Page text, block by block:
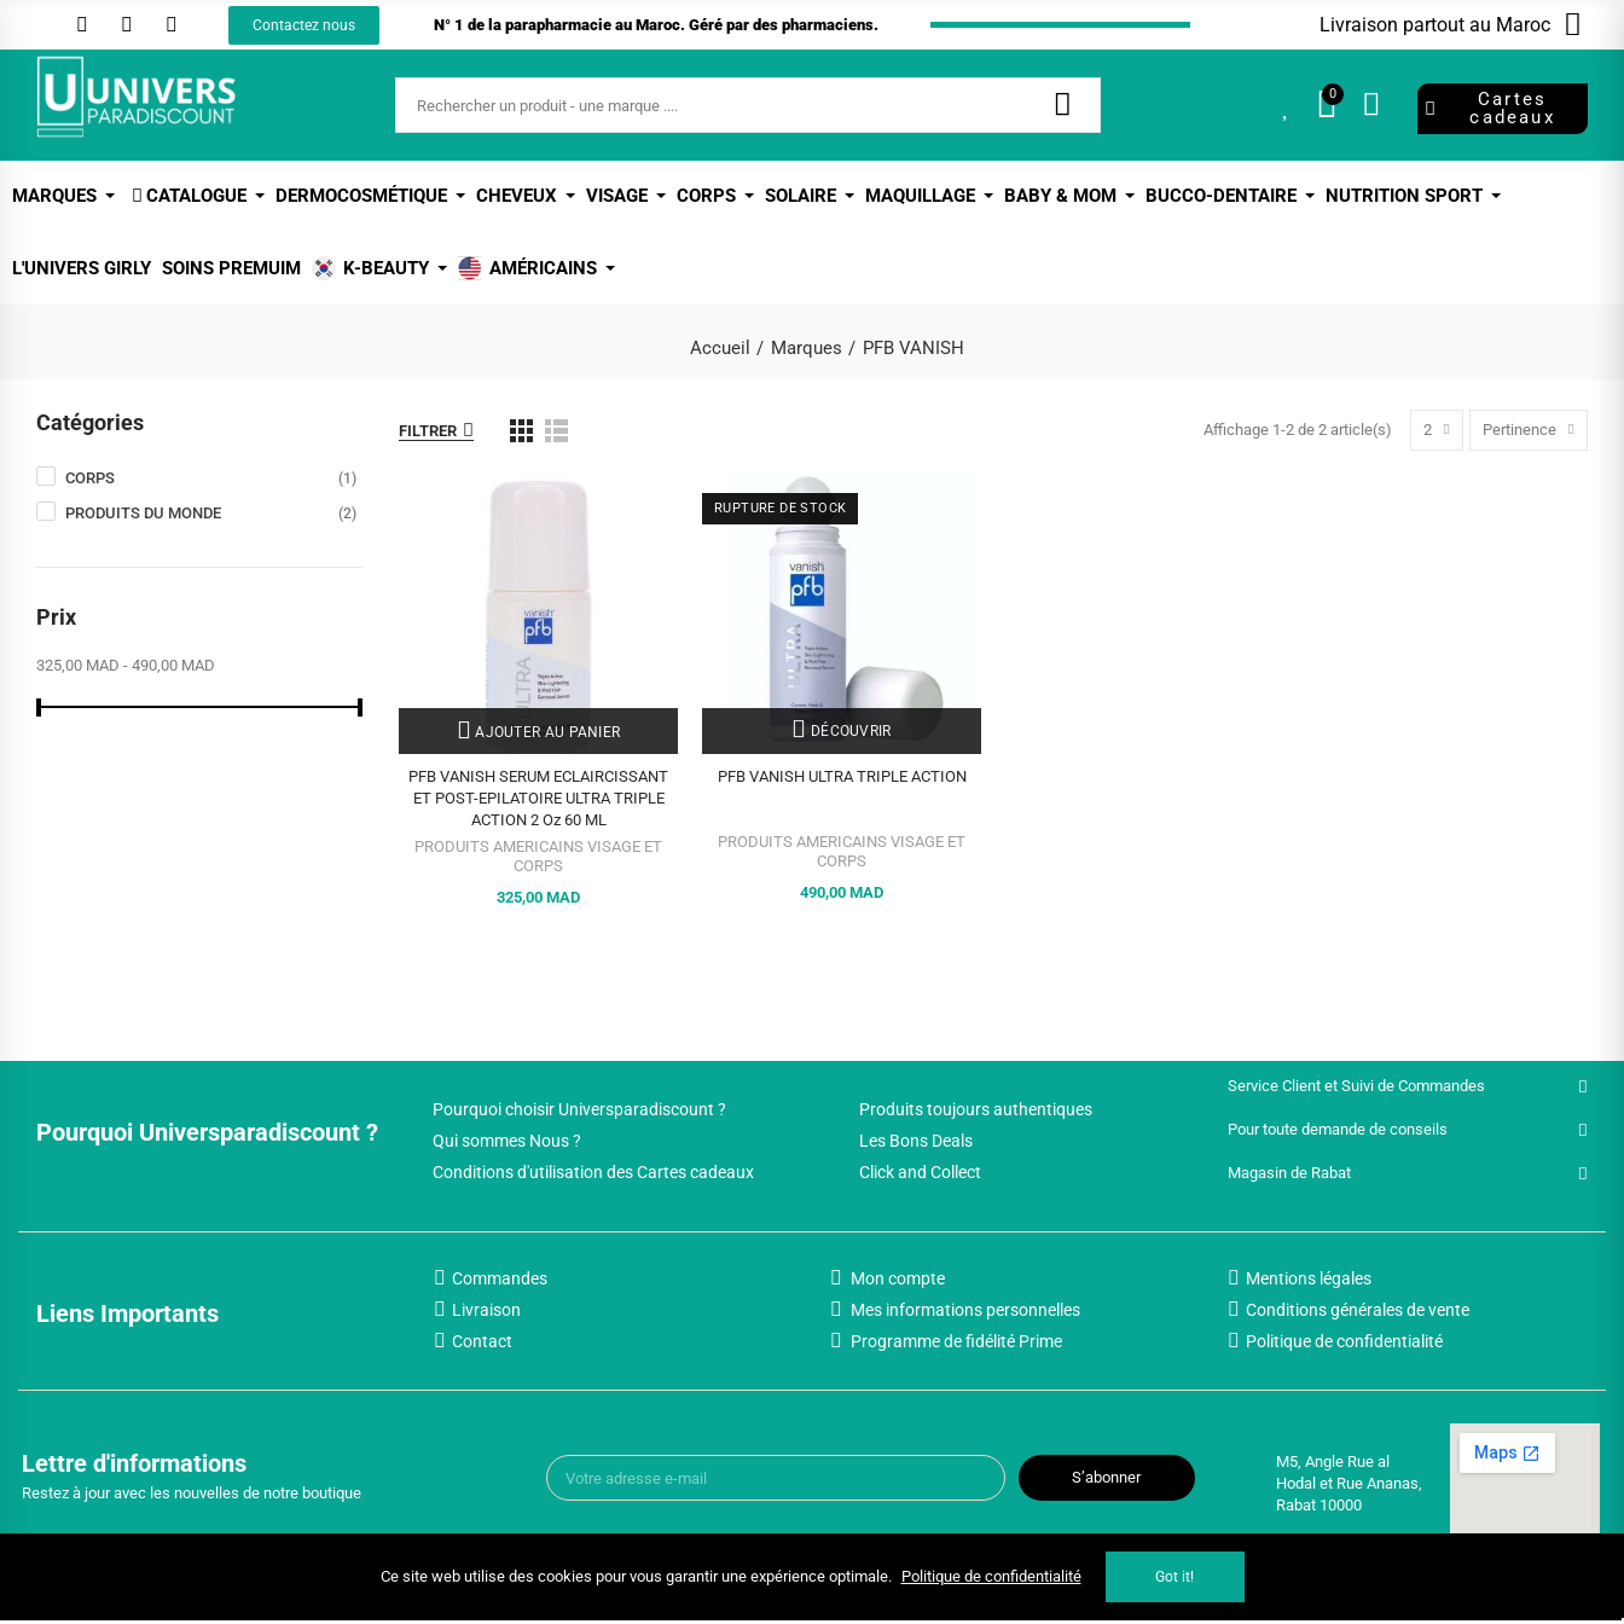
Contactez nous N° 1 de la parapharmacie au Maroc. Géré par des pharmaciens. Livraison partout au Maroc
0
Cartes
cadeaux
MARQUES CATALOGUE DERMOCOSMÉTIQUE CHEVEUX VISAGE CORPS SOLAIRE MAQUILLAGE BABY & MOM BUCCO-DENTAIRE NUTRITION SPORT
L'UNIVERS GIRLY SOINS PREMUIM K-BEAUTY AMÉRICAINS
Accueil Marques PFB VANISH
FILTRER Affichage 1-2 de 2 article(s) 2 Pertinence
AJOUTER AU PANIER
PFB VANISH SERUM ECLAIRCISSANT
ET POST-EPILATOIRE ULTRA TRIPLE
ACTION 2 Oz 60 ML
PRODUITS AMERICAINS VISAGE ET
CORPS
325,00 MAD
RUPTURE DE STOCK
DÉCOUVRIR
PFB VANISH ULTRA TRIPLE ACTION
PRODUITS AMERICAINS VISAGE ET
CORPS
490,00 MAD
Catégories
CORPS (1)
PRODUITS DU MONDE (2)
Prix
325,00 MAD - 490,00 MAD
Pourquoi Universparadiscount ?
Pourquoi choisir Universparadiscount ?
Qui sommes Nous ?
Conditions d'utilisation des Cartes cadeaux
Produits toujours authentiques
Les Bons Deals
Click and Collect
Service Client et Suivi de Commandes
Pour toute demande de conseils
Magasin de Rabat
Liens Importants
Commandes
Livraison
Contact
Mon compte
Mes informations personnelles
Programme de fidélité Prime
Mentions légales
Conditions générales de vente
Politique de confidentialité
Lettre d'informations
Restez à jour avec les nouvelles de notre boutique
S’abonner
M5, Angle Rue al
Hodal et Rue Ananas,
Rabat 10000
Copyright © 2025 UNIVERSPARADISCOUNT
Ce site web utilise des cookies pour vous garantir une expérience optimale. Politique de confidentialité Got it!